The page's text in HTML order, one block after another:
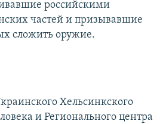
российскими
частей и призывавшие
сложить оружие.
Хельсинкского
и Регионального центра